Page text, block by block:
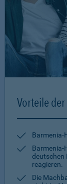
Vorteile
Barmenia-
Barmenia-
deutschen
reagieren.
Die